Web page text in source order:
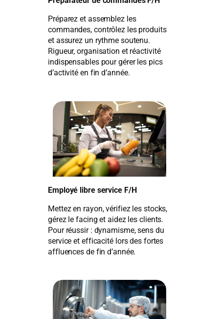
Préparez et assemblez les
commandes, contrôlez les produits
et assurez un rythme soutenu.
Rigueur, organisation et réactivité
indispensables pour gérer les pics
d’activité en fin d’année.
Employé libre service F/H
Mettez en rayon, vérifiez les stocks,
gérez le facing et aidez les clients.
Pour réussir : dynamisme, sens du
service et efficacité lors des fortes
affluences de fin d’année.